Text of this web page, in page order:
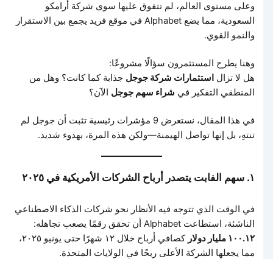
وعلى مستوى العالم، لم تتفوق عليها سوى شركة أرامكو
السعودية، مما يضع Alphabet في موقع فريد يجمع بين الاستقرار
والنمو القوي.
وهنا يطرح المستثمرون سؤالًا مشروعًا:
هل لا تزالاستثمارات شركة جوجلجذابة كما كانت؟ وهل من
المنطقي التفكير فيشراء سهم جوجلالآن؟
في هذا المقال، نستعرض 9 مؤشرات رئيسية تثبت أن جوجل لم
تنتهِ، بل إنها تواصل الهيمنة—ولكن هذه المرة، بهدوء شديد.
١. سهم الفابت يتصدر أرباح الشركات الأمريكية في ٢٠٢٥
في الوقت الذي تتوجه فيه الأنظار نحو شركات الذكاء الاصطناعي
الناشئة، استطاعت Alphabet أن تحقق رقمًا يصعب تجاهله:
١٠٠.١٢ مليار دولار
كصافي أرباح خلال ١٢ شهرًا حتى يونيو ٢٠٢٥،
مما يجعلها الشركة الأعلى ربحًا في الولايات المتحدة.